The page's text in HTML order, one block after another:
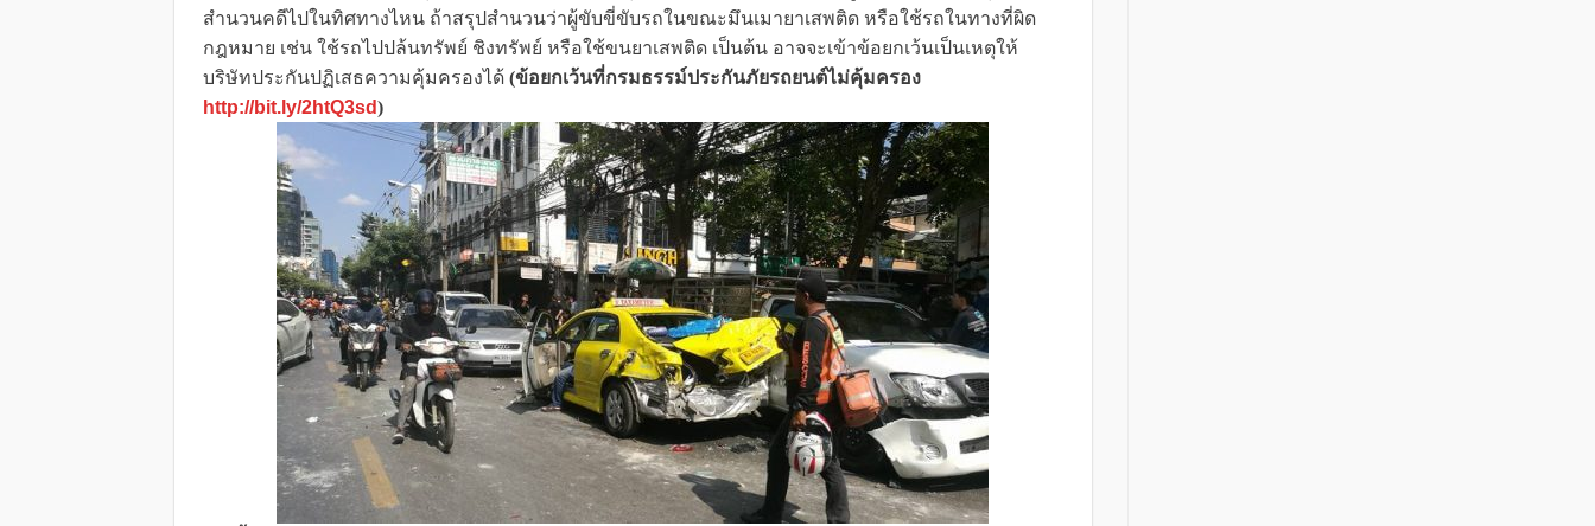
สำนวนคดีไปในทิศทางไหน ถ้าสรุปสำนวนว่าผู้ขับขี่ขับรถในขณะมึนเมายาเสพติด หรือใช้รถในทางที่ผิด
กฎหมาย เช่น ใช้รถไปปล้นทรัพย์ ชิงทรัพย์ หรือใช้ขนยาเสพติด เป็นต้น อาจจะเข้าข้อยกเว้นเป็นเหตุให้
บริษัทประกันปฏิเสธความคุ้มครองได้ (ข้อยกเว้นที่กรมธรรม์ประกันภัยรถยนต์ไม่คุ้มครอง
http://bit.ly/2htQ3sd)